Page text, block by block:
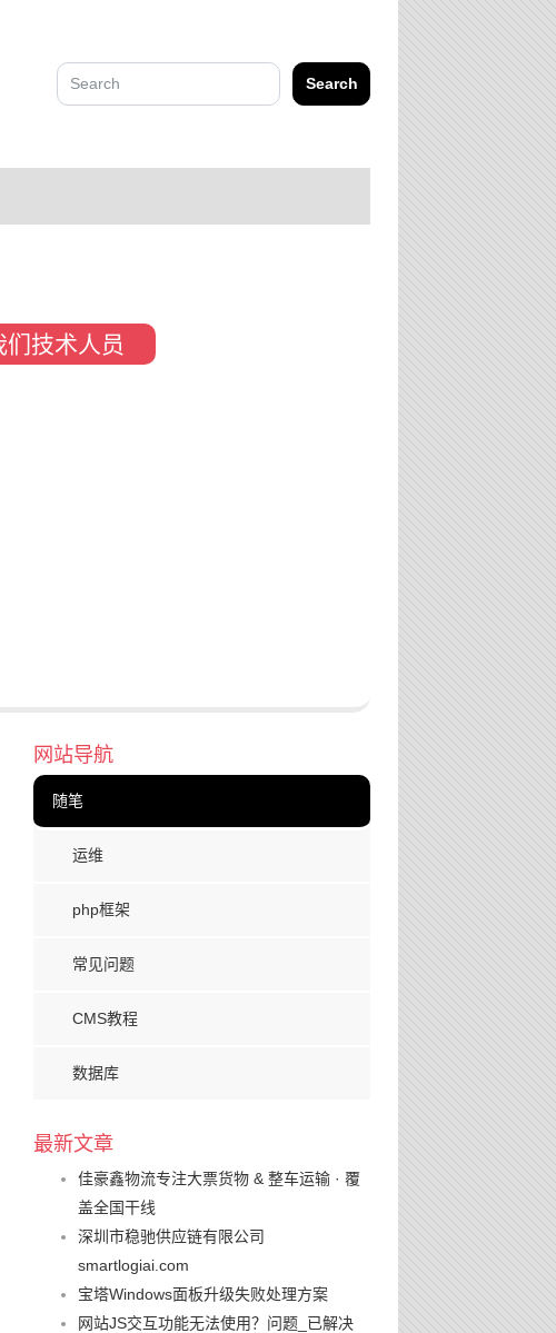
Search
技术人员
网站导航
随笔
运维
php框架
常见问题
CMS教程
数据库
最新文章
佳豪鑫物流专注大票货物 & 整车运输 · 覆
盖全国干线
深圳市稳驰供应链有限公司
smartlogiai.com
宝塔Windows面板升级失败处理方案
网站JS交互功能无法使用？问题_已解决